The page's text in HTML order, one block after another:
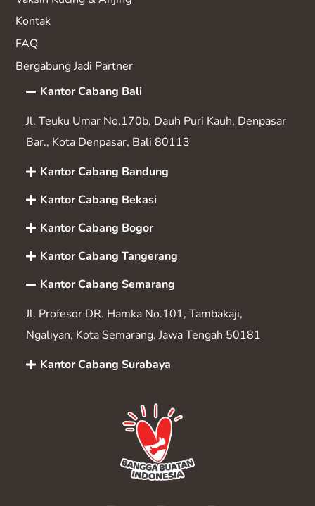
Kontak
FAQ
Bergabung Jadi Partner
Kantor Cabang Bali
Jl. Teuku Umar No.170b, Dauh Puri Kauh, Denpasar
Bar., Kota Denpasar, Bali 80113
Kantor Cabang Bandung
Kantor Cabang Bekasi
Kantor Cabang Bogor
Kantor Cabang Tangerang
Kantor Cabang Semarang
Jl. Profesor DR. Hamka No.101, Tambakaji,
Ngaliyan, Kota Semarang, Jawa Tengah 50181
Kantor Cabang Surabaya